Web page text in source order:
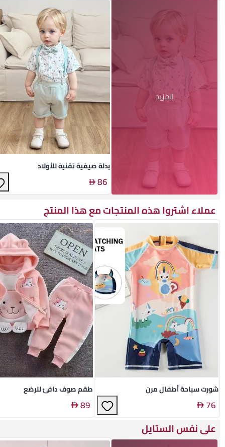
المزيد
بدلة صيفية تقنية للأولاد
86
عملاء اشتروا هذه المنتجات مع هذا المنتج
شورت سباحة أطفال مرن
76
طقم صوف دافئ للرضع
89
على نفس الستايل